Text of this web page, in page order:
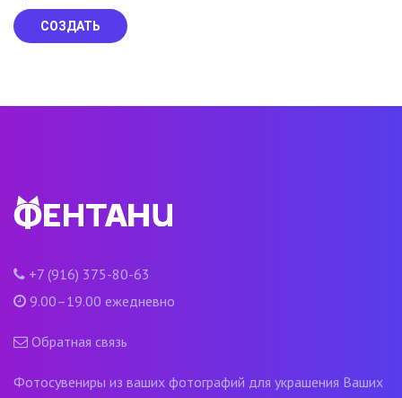
СОЗДАТЬ
+7 (916) 375-80-63
9.00–19.00 ежедневно
Обратная связь
Фотосувениры из ваших фотографий для украшения Ваших